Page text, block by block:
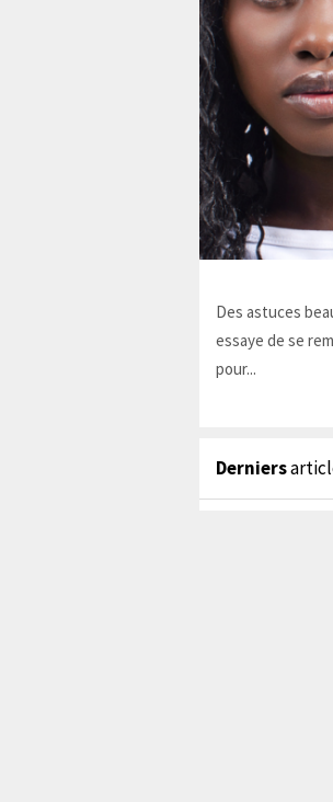
Des astuces
essaye de se
pour...
Derniers